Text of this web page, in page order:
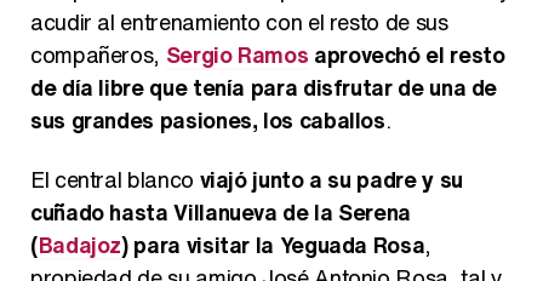
acudir al entrenamiento con el resto de sus
compañeros, Sergio Ramos aprovechó el resto
de día libre que tenía para disfrutar de una de
sus grandes pasiones, los caballos.
El central blanco viajó junto a su padre y su
cuñado hasta Villanueva de la Serena
(Badajoz) para visitar la Yeguada Rosa,